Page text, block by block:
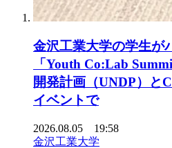
金沢工業大学の学生が
「Youth Co:Lab
開発計画（UNDP）と
イベントで
2026.08.05 19:58
金沢工業大学